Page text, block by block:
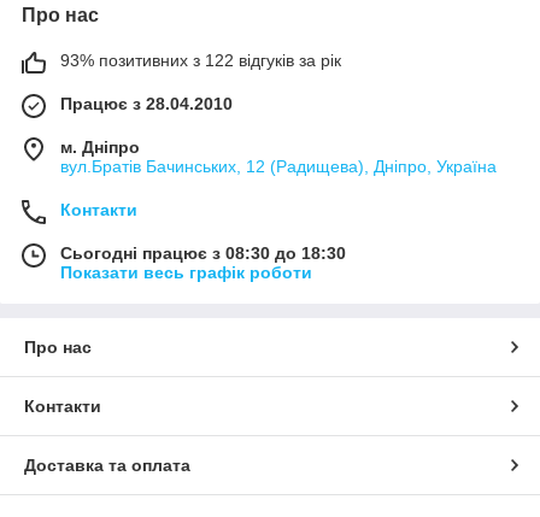
Про нас
93% позитивних з 122 відгуків за рік
Працює з 28.04.2010
м. Дніпро
вул.Братів Бачинських, 12 (Радищева), Дніпро, Україна
Контакти
Сьогодні працює з 08:30 до 18:30
Показати весь графік роботи
Про нас
Контакти
Доставка та оплата